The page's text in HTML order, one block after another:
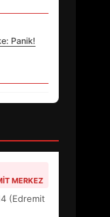
Panik!
MERKEZ
(Edremit
NE
TÜRKİYE